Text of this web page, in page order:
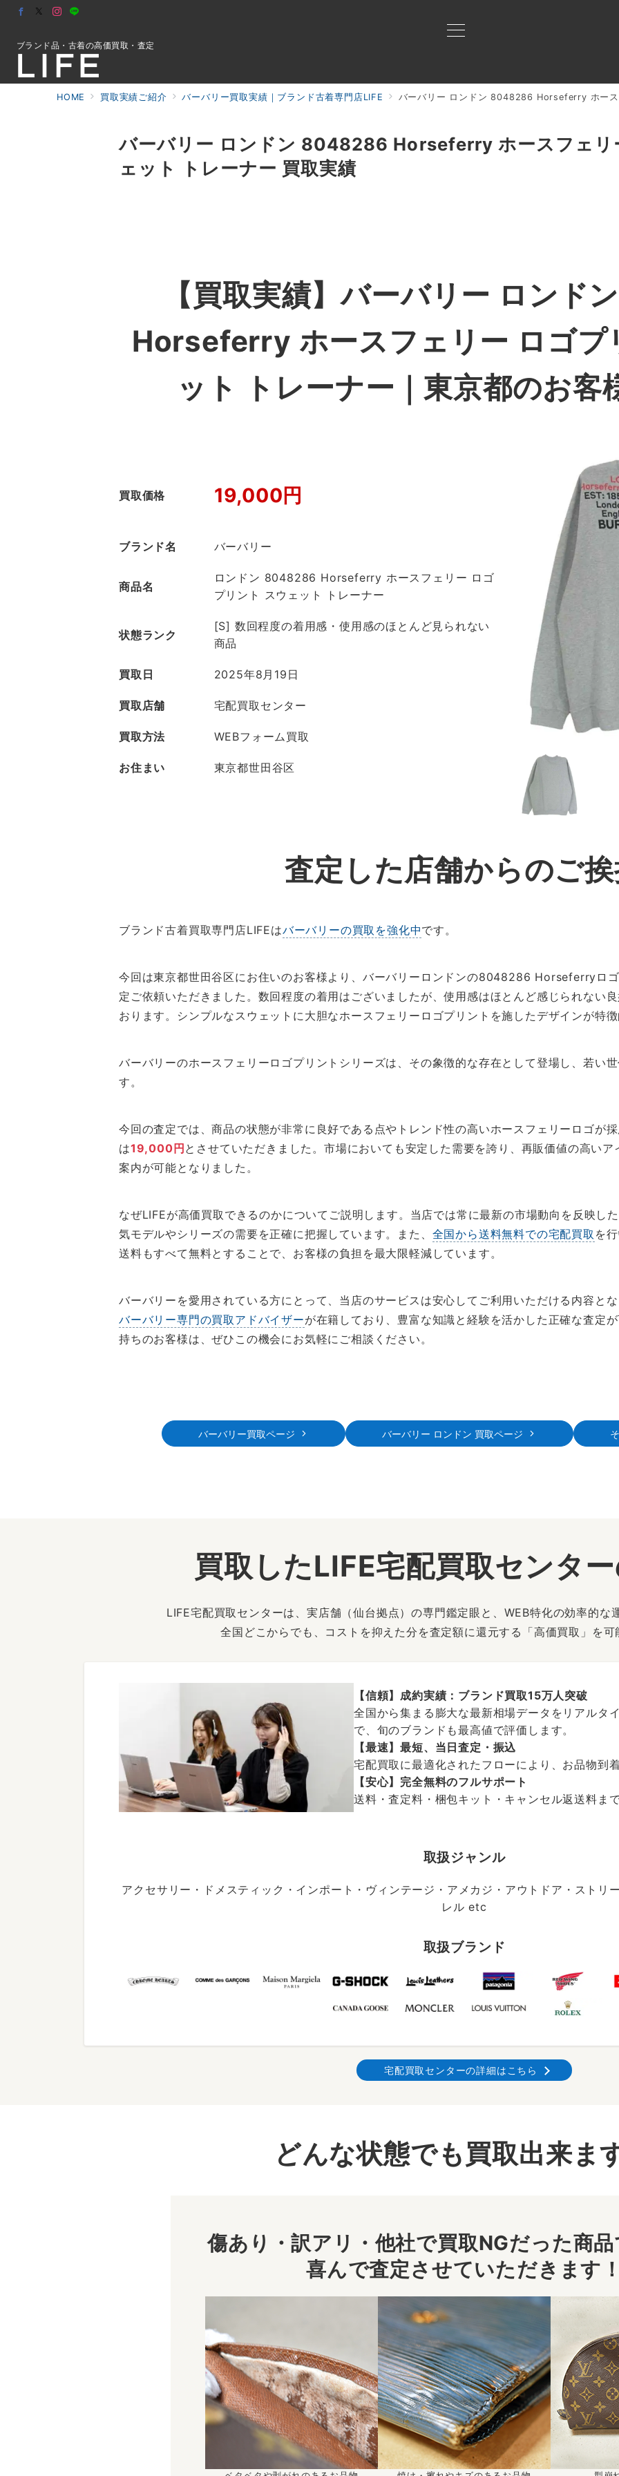
ブランド品・古着の高価買取・査定
HOME 買取実績ご紹介 バーバリー買取実績｜ブランド古着専門店LIFE バーバリー ロンドン 8048286 Horseferry ホー
バーバリー ロンドン 8048286 Horseferry ホースフェリ
ェット トレーナー 買取実績
【買取実績】バーバリー ロンド
Horseferry ホースフェリー ロゴプ
ット トレーナー ｜東京都のお客
買取価格 19,000円
ブランド名 バーバリー
商品名
ロンドン 8048286 Horseferry ホースフェリー ロゴ
プリント スウェット トレーナー
状態ランク
[S] 数回程度の着用感・使用感のほとんど見られない
商品
買取日 2025年8月19日
買取店舗 宅配買取センター
買取方法 WEBフォーム買取
お住まい 東京都世田谷区
査定した店舗からのご
ブランド古着買取専門店LIFEはバーバリーの買取を強化中です。
今回は東京都世田谷区にお住いのお客様より、バーバリーロンドンの8048286 Horseferryロ
定ご依頼いただきました。数回程度の着用はございましたが、使用感はほとんど感じられない
おります。シンプルなスウェットに大胆なホースフェリーロゴプリントを施したデザインが特
バーバリーのホースフェリーロゴプリントシリーズは、その象徴的な存在として登場し、若い
す。
今回の査定では、商品の状態が非常に良好である点やトレンド性の高いホースフェリーロゴが
は19,000円 とさせていただきました。市場においても安定した需要を誇り、再販価値の高い
案内が可能となりました。
なぜLIFEが高価買取できるのかについてご説明します。当店では常に最新の市場動向を反映し
気モデルやシリーズの需要を正確に把握しています。また、 全国から送料無料での宅配買取 を
送料もすべて無料とすることで、お客様の負担を最大限軽減しています。
バーバリーを愛用されている方にとって、当店のサービスは安心してご利用いただける内容と
バーバリー専門の買取アドバイザーが在籍しており、豊富な知識と経験を活かした正確な査定
持ちのお客様は、ぜひこの機会にお気軽にご相談ください。
バーバリー買取ページ バーバリー ロンドン 買取ページ
買取したLIFE宅配買取センタ
LIFE宅配買取センターは、実店舗（仙台拠点）の専門鑑定眼と、WEB特化の効率的な
全国どこからでも、コストを抑えた分を査定額に還元する「高価買取」を
【信頼】成約実績：ブランド買取15万人突破
全国から集まる膨大な最新相場データをリアルタ
で、旬のブランドも最高値で評価します。
【最速】最短、当日査定・振込
宅配買取に最適化されたフローにより、お品物到
【安心】完全無料のフルサポート
送料・査定料・梱包キット・キャンセル返送料ま
取扱ジャンル
アクセサリー・ドメスティック・インポート・ヴィンテージ・アメカジ・アウトドア・ストリ
レル etc
取扱ブランド
宅配買取センターの詳細はこちら
どんな状態でも買取出来ま
傷あり・訳アリ・他社で買取NGだった商
喜んで査定させていただきます